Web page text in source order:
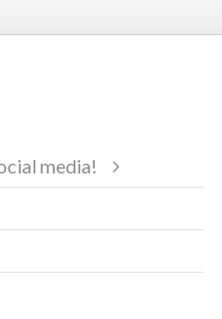
media!